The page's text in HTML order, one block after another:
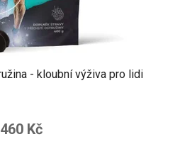
- kloubní výživa pro lidi
460 Kč